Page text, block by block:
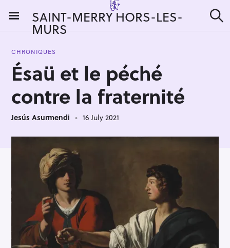
i
SAINT-MERRY HORS-LES-
MURS e
CHRONIQUES
Ésaü et le péché
contre la fraternité
Jesús Asurmendi 16 July 2021